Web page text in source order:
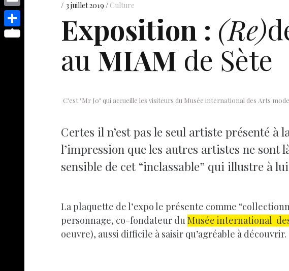
3 juillet 2019 Culture
Exposition : (Re)
au MIAM de Sète
C'est "Mr Jo" qui accueille les visiteurs du Musée international des Arts
Certes il n’est pas le seul artiste présenté
l’impression que les autres artistes ne
sensible de cet “inclassable” qui illustre à
La plaquette de l’expo le présente comme
personnage, co-fondateur duMusée international
oeuvre), aussi difficile à saisir qu’agréable à découvrir.
p
e
s
d
I
e
n
y
p
e
o
p
E
m
S